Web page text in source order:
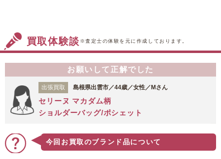
買取体験談 ※査定士の体験を元に作成しております。
お願いして正解でした
出張買取 島根県出雲市／44歳／女性／Mさん
セリーヌ マカダム柄
ショルダーバッグ/ポシェット
今回お買取のブランド品について